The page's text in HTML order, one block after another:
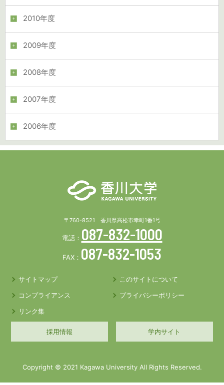
2010年度
2009年度
2008年度
2007年度
2006年度
〒760-8521 香川県高松市幸町1番1号
電話： 087-832-1000
FAX： 087-832-1053
サイトマップ
このサイトについて
コンプライアンス
プライバシーポリシー
リンク集
採用情報 学内サイト
Copyright © 2021 Kagawa University All Rights Reserved.